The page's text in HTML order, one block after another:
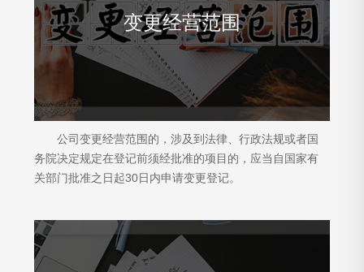
变更经营范围
公司变更经营范围的，涉及到法律、行政法规或者国
务院决定规定在登记前须经批准的项目的，应当自国家有
关部门批准之日起30日内申请变更登记。